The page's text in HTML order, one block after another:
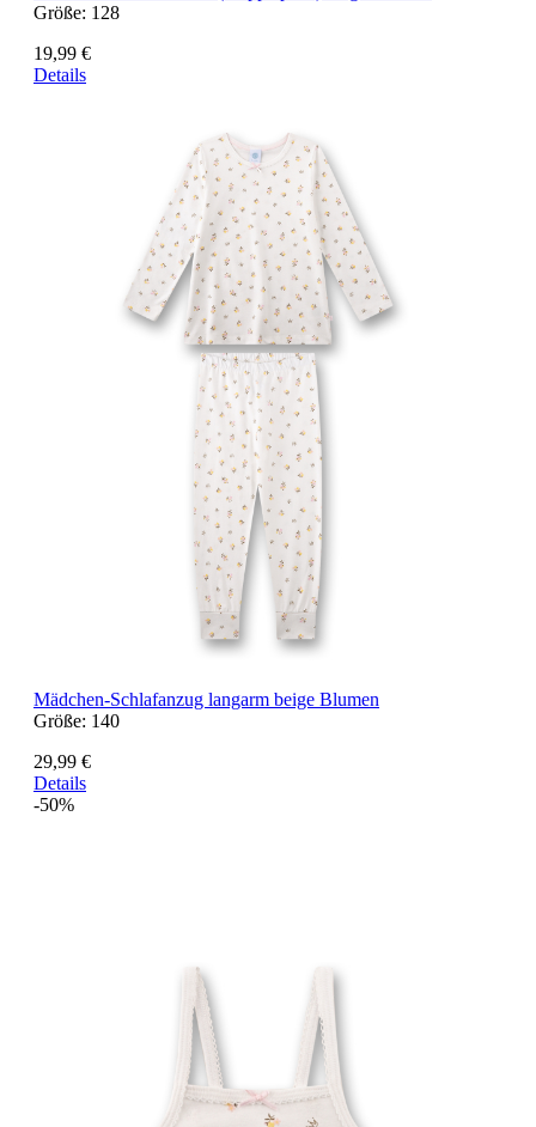
Größe: 128
19,99 €
Details
Mädchen-Schlafanzug langarm beige Blumen
Größe: 140
29,99 €
Details
-50%